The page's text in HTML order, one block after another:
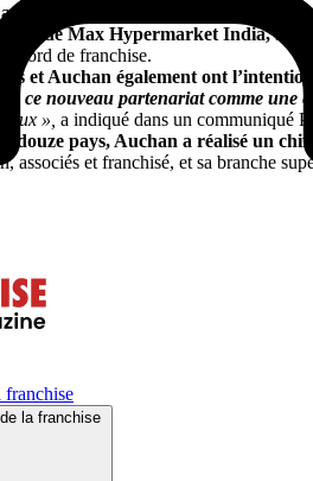
franchise
la franchise
annoncé la signature d’un accord de
de Max Hypermarket India,
de franchise.
et Auchan également ont l’intention
ce nouveau partenariatcomme une
», a indiqué dans un communiqué
douze pays, Auchan a réalisé un
associés et franchisé, et sa branche